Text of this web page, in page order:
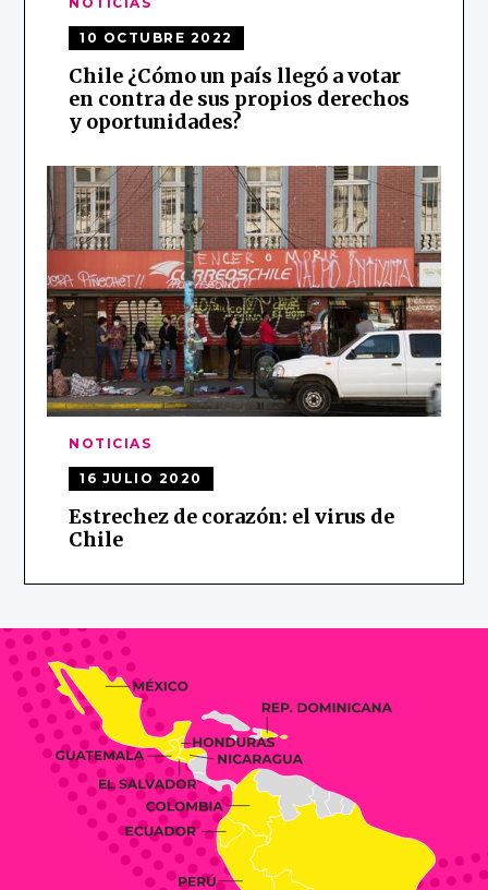
10 OCTUBRE 2022
Chile ¿Cómo un país llegó a votar
en contra de sus propios derechos
y oportunidades?
NOTICIAS
16 JULIO 2020
Estrechez de corazón: el virus de
Chile